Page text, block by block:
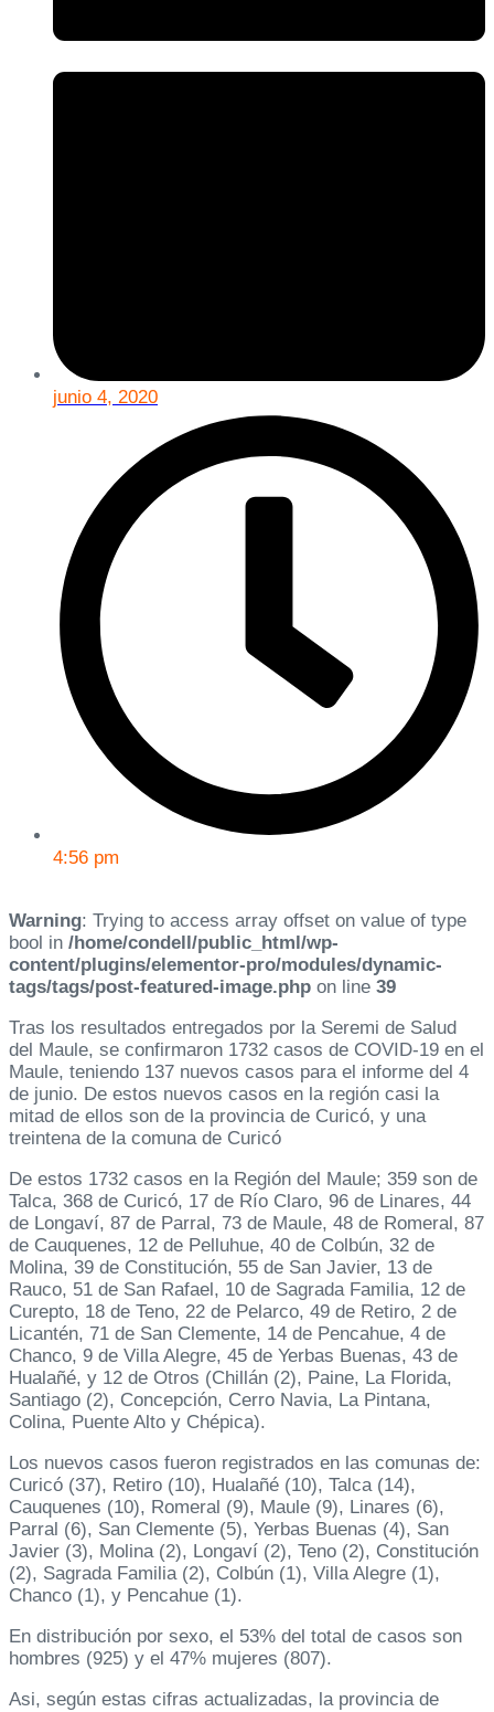
junio 4, 2020
4:56 pm
Warning: Trying to access array offset on value of type
bool in /home/condell/public_html/wp-
content/plugins/elementor-pro/modules/dynamic-
tags/tags/post-featured-image.php on line 39
Tras los resultados entregados por la Seremi de Salud
del Maule, se confirmaron 1732 casos de COVID-19 en el
Maule, teniendo 137 nuevos casos para el informe del 4
de junio. De estos nuevos casos en la región casi la
mitad de ellos son de la provincia de Curicó, y una
treintena de la comuna de Curicó
De estos 1732 casos en la Región del Maule; 359 son de
Talca, 368 de Curicó, 17 de Río Claro, 96 de Linares, 44
de Longaví, 87 de Parral, 73 de Maule, 48 de Romeral, 87
de Cauquenes, 12 de Pelluhue, 40 de Colbún, 32 de
Molina, 39 de Constitución, 55 de San Javier, 13 de
Rauco, 51 de San Rafael, 10 de Sagrada Familia, 12 de
Curepto, 18 de Teno, 22 de Pelarco, 49 de Retiro, 2 de
Licantén, 71 de San Clemente, 14 de Pencahue, 4 de
Chanco, 9 de Villa Alegre, 45 de Yerbas Buenas, 43 de
Hualañé, y 12 de Otros (Chillán (2), Paine, La Florida,
Santiago (2), Concepción, Cerro Navia, La Pintana,
Colina, Puente Alto y Chépica).
Los nuevos casos fueron registrados en las comunas de:
Curicó (37), Retiro (10), Hualañé (10), Talca (14),
Cauquenes (10), Romeral (9), Maule (9), Linares (6),
Parral (6), San Clemente (5), Yerbas Buenas (4), San
Javier (3), Molina (2), Longaví (2), Teno (2), Constitución
(2), Sagrada Familia (2), Colbún (1), Villa Alegre (1),
Chanco (1), y Pencahue (1).
En distribución por sexo, el 53% del total de casos son
hombres (925) y el 47% mujeres (807).
Asi, según estas cifras actualizadas, la provincia de